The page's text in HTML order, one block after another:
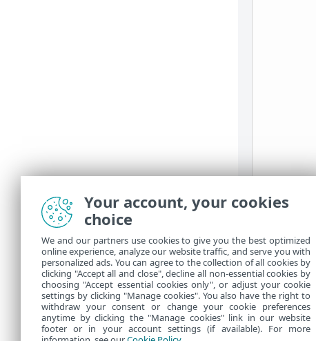
Your account, your cookies
choice
We and our partners use cookies to give you the best optimized
online experience, analyze our website traffic, and serve you with
personalized ads. You can agree to the collection of all cookies by
clicking "Accept all and close", decline all non-essential cookies by
choosing "Accept essential cookies only", or adjust your cookie
settings by clicking "Manage cookies". You also have the right to
withdraw your consent or change your cookie preferences
anytime by clicking the "Manage cookies" link in our website
footer or in your account settings (if available). For more